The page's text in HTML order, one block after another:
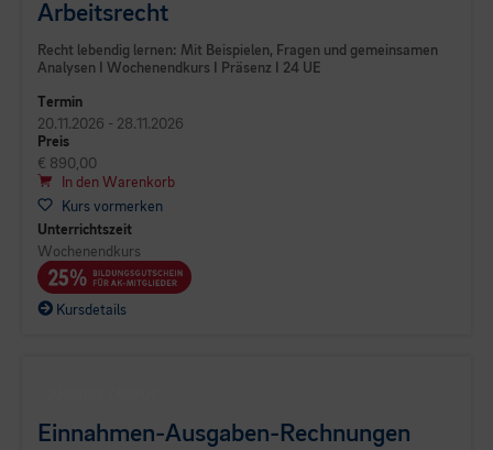
Arbeitsrecht
Recht lebendig lernen: Mit Beispielen, Fragen und gemeinsamen
Analysen I Wochenendkurs I Präsenz I 24 UE
Termin
20.11.2026 - 28.11.2026
Preis
€ 890,00
In den Warenkorb
Kurs vormerken
Unterrichtszeit
Wochenendkurs
Kursdetails
Einnahmen-Ausgaben-Rechnungen